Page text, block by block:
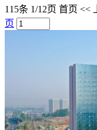
115条 1/12页 首页 <<
页